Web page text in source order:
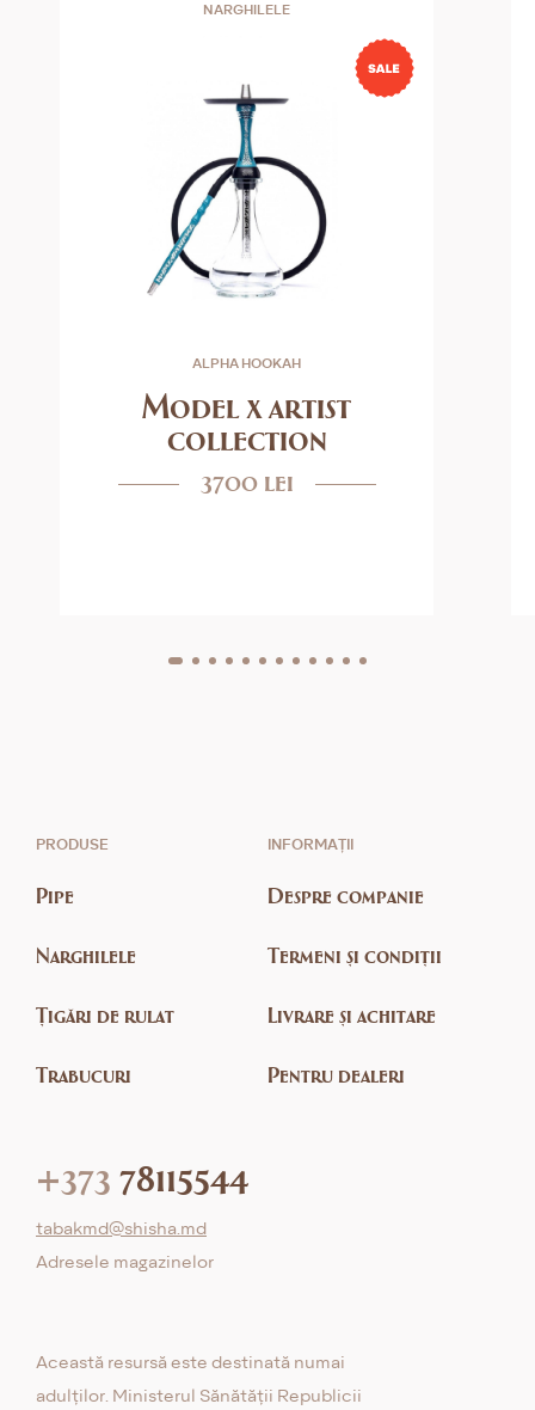
NARGHILELE
ALPHA HOOKAH
Model x artist
collection
3700 lei
PRODUSE
Pipe
Narghilele
Țigări de rulat
Trabucuri
INFORMAȚII
Despre companie
Termeni și condiții
Livrare și achitare
Pentru dealeri
+373 78115544
tabakmd@shisha.md
Adresele magazinelor
Această resursă este destinată numai
adulților. Ministerul Sănătății Republicii